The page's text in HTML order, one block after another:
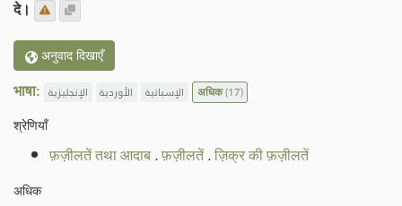
दे।
अनुवाद दिखाएँ
भाषा: الإنجليزية الأوردية الإسبانية अधिक(17)
श्रेणियाँ
फ़ज़ीलतें तथा आदाब.फ़ज़ीलतें.ज़िक्र की फ़ज़ीलतें
अधिक